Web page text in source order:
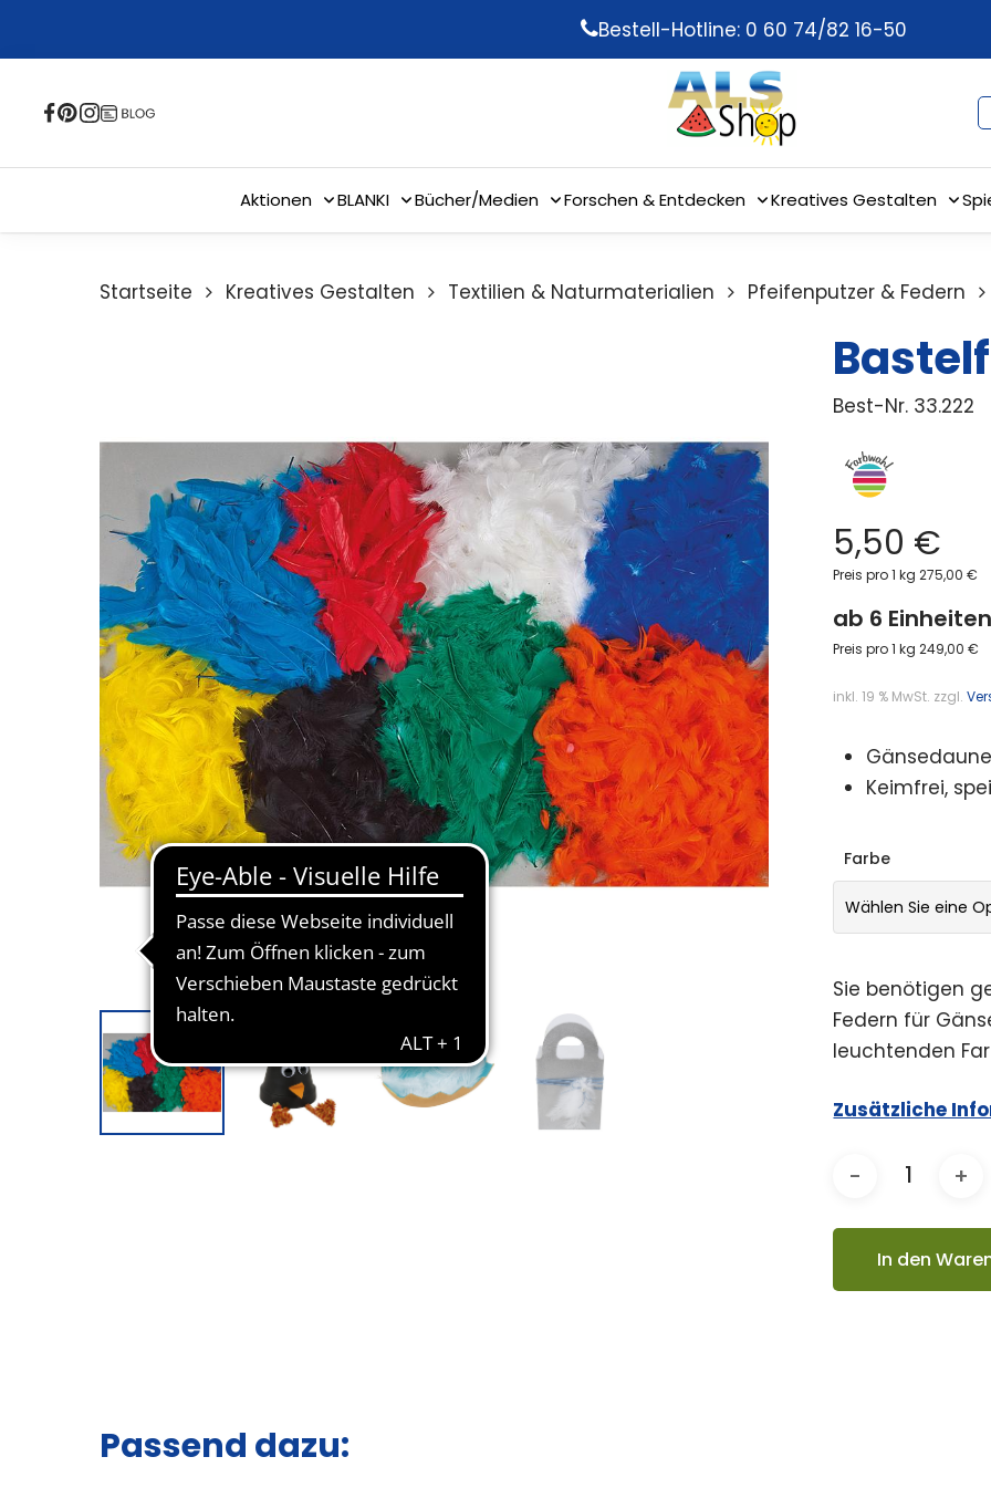
content
Bestell-Hotline: 0 60 74/82 16-50
Aktionen BLANKI Bücher/Medien Forschen & Entdecken Kreatives Gestalten
Startseite Kreatives Gestalten Textilien & Naturmaterialien Pfeifenputzer & Federn
Best-Nr. 33.222
5,50 €
Preis pro 1 kg 275,00 €
ab 6
Preis pro 1 kg 249,00 €
inkl. 19 % MwSt. zzgl.
Keimfrei,
Farbe
Wählen Sie eine
Sie benötigen
Federn für
leuchtenden
Zusätzliche
In den
Passend dazu: